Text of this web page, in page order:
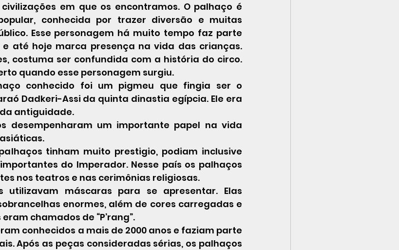
em que os encontramos. O palhaço é
conhecida por trazer diversão e muitas
Esse personagem há muito tempo faz parte
até hoje marca presença na vida das crianças.
costuma ser confundida com a história do circo.
quando esse personagem surgiu.
Dadkeri-Assi da quinta dinastia egípcia. Ele era
antiguidade.
desempenharam um importante papel na vida
tinham muito prestigio, podiam inclusive
do Imperador. Nesse país os palhaços
nos teatros e nas cerimônias religiosas.
utilizavam máscaras para se apresentar. Elas
enormes, além de cores carregadas e
chamados de “P’rang”.
conhecidos a mais de 2000 anos e faziam parte
Após as peças consideradas sérias, os palhaços